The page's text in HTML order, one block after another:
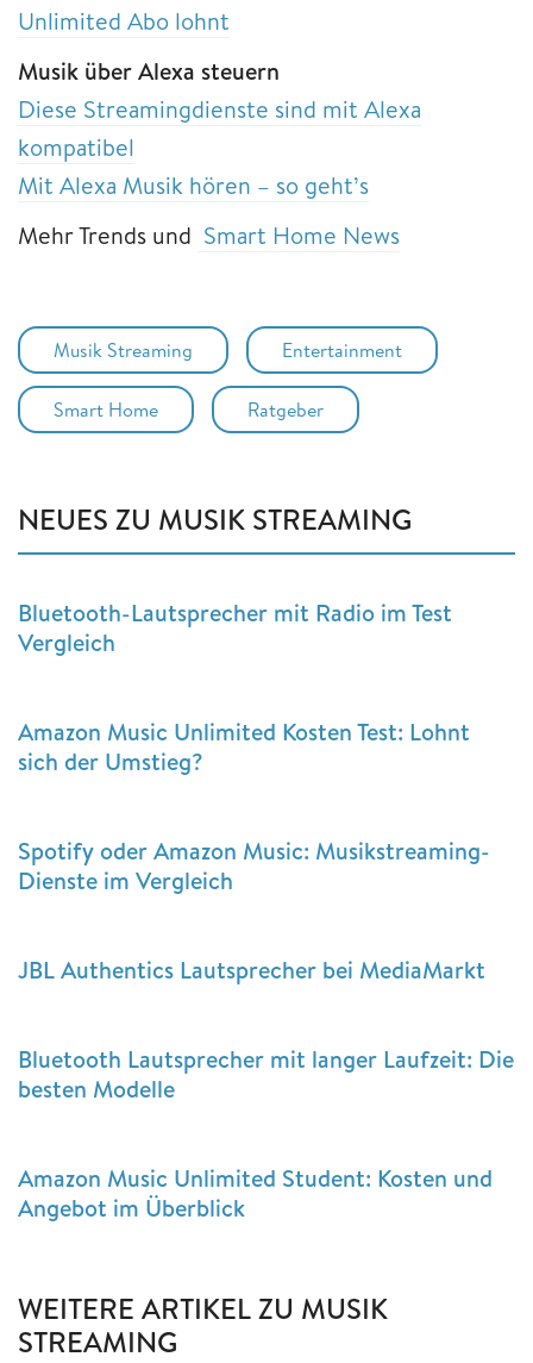
Unlimited Abo lohnt
Musik über Alexa steuern
Diese Streamingdienste sind mit Alexa
kompatibel
Mit Alexa Musik hören – so geht’s
Mehr Trends und Smart Home News
Musik Streaming Entertainment
Smart Home Ratgeber
NEUES ZU MUSIK STREAMING
Bluetooth-Lautsprecher mit Radio im Test
Vergleich
Amazon Music Unlimited Kosten Test: Lohnt
sich der Umstieg?
Spotify oder Amazon Music: Musikstreaming-
Dienste im Vergleich
JBL Authentics Lautsprecher bei MediaMarkt
Bluetooth Lautsprecher mit langer Laufzeit: Die
besten Modelle
Amazon Music Unlimited Student: Kosten und
Angebot im Überblick
WEITERE ARTIKEL ZU MUSIK
STREAMING